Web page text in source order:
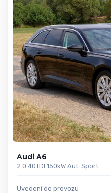
Audi A6
2.0 40TDI 150kW Aut. Sport
Uvedení do provozu